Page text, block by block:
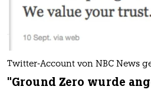
Twitter-Account von NBC News
"Ground Zero wurde